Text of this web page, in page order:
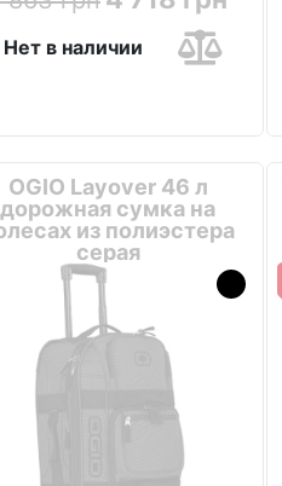
Нет в наличии
OGIO Layover 46 л
дорожная сумка на
из полиэстера
серая